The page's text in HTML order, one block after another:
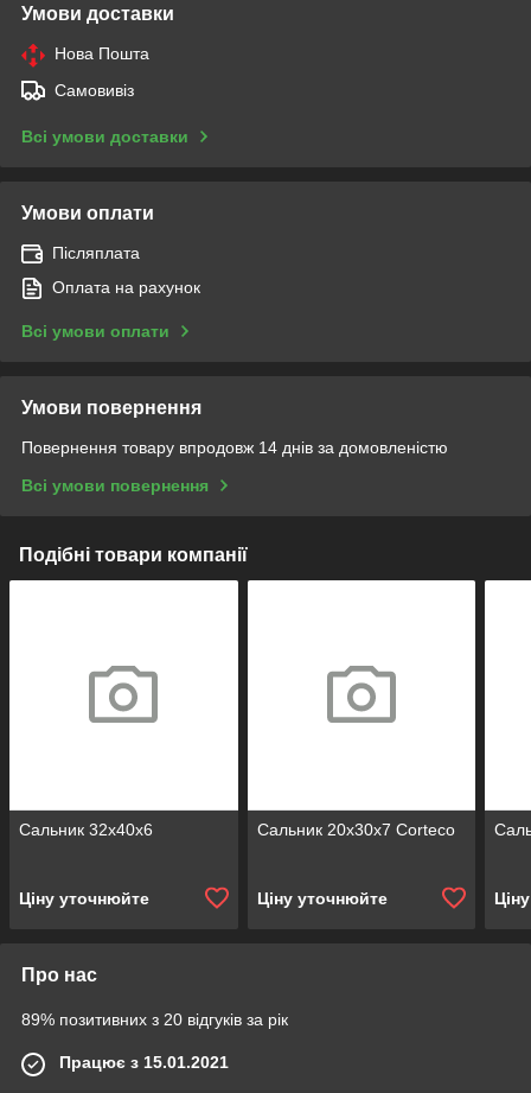
Умови доставки
Нова Пошта
Самовивіз
Всі умови доставки
Умови оплати
Післяплата
Оплата на рахунок
Всі умови оплати
Умови повернення
Повернення товару впродовж 14 днів за домовленістю
Всі умови повернення
Подібні товари компанії
Сальник 32х40х6
Ціну уточнюйте
Сальник 20х30х7 Corteco
Ціну уточнюйте
Про нас
89% позитивних з 20 відгуків за рік
Працює з 15.01.2021